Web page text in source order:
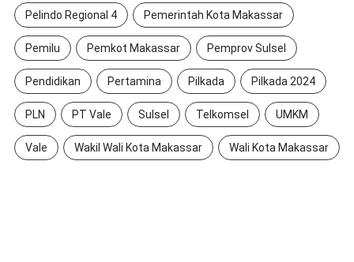
Pelindo Regional 4 Pemerintah Kota Makassar
Pemilu Pemkot Makassar Pemprov Sulsel
Pendidikan Pertamina Pilkada Pilkada 2024
PLN PT Vale Sulsel Telkomsel UMKM
Vale Wakil Wali Kota Makassar Wali Kota Makassar